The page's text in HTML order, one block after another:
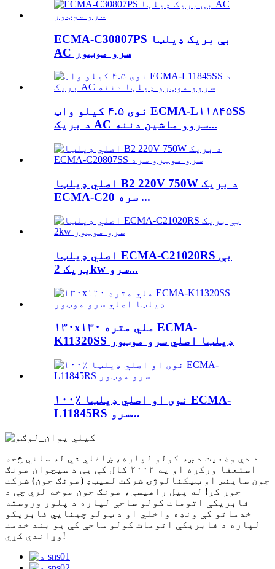
ECMA-C30807PS بې بریک ډیلټا
AC سرو موټور
نوی ۴.۵ کیلو واټ ECMA-L۱۱۸۴۵SS
د بریک AC سروو ماشین دننه...
اصلي ډیلټا B2 220V 750W د بریک
ECMA-C20 سره ...
اصلي ډیلټا ECMA-C21020RS بې
بریک 2kw سرو...
۱۳۰x۱۳۰ ملي متره ECMA-
K11320SS ډیلټا اصلي سرو موټور
۱۰۰٪ نوی او اصلي ډیلټا ECMA-
L11845RS سرو...
د دې وضعیت د ښه کولو لپاره، ښاغلي شي له ساني څخه
استعفا ورکړه او په ۲۰۰۲ کال کې یې د سیچوان هونګ
جون ساینس او ​​ټیکنالوژۍ شرکت لمیټډ (هونګ جون) شرکت
جوړ کړ! له پیل راهیسې، هونګ جون موخه لري چې د
فابریکې اتومات کولو ساحې لپاره د پلور وروسته
خدماتو کې ونډه واخلي او د ټولو چینایي فابریکو
لپاره د فابریکې اتومات کولو ساحې کې یو بند خدمت
وړاندې کړي!